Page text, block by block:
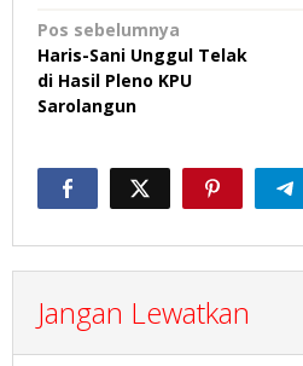
Navigasi
pos
Pos sebelumnya
Haris-Sani Unggul Telak
di Hasil Pleno KPU
Sarolangun
Jangan Lewatkan